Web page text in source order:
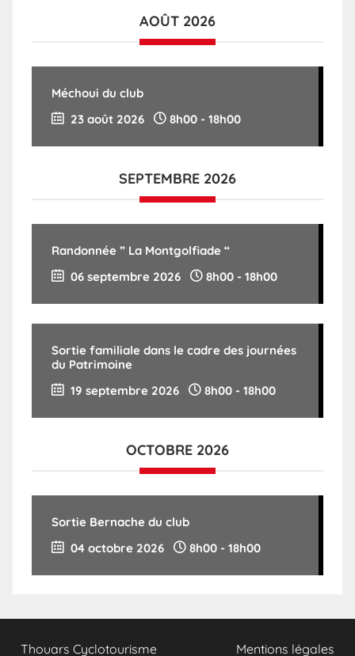
AOÛT 2026
Méchoui du club
23 août 2026
8h00 - 18h00
SEPTEMBRE 2026
Randonnée ” La Montgolfiade “
06 septembre 2026
8h00 - 18h00
Sortie familiale dans le cadre des journées
du Patrimoine
19 septembre 2026
8h00 - 18h00
OCTOBRE 2026
Sortie Bernache du club
04 octobre 2026
8h00 - 18h00
Thouars Cyclotourisme Mentions légales